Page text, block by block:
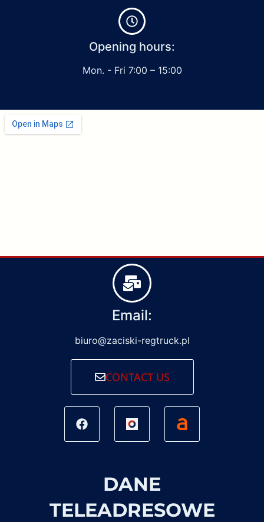
Opening hours:
Mon. - Fri 7:00 – 15:00
Email:
biuro@zaciski-regtruck.pl
CONTACT US
DANE
TELEADRESOWE